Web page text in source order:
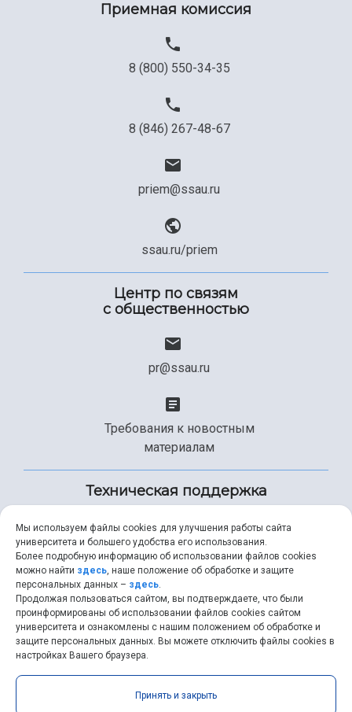
Приемная комиссия
8 (800) 550-34-35
8 (846) 267-48-67
priem@ssau.ru
ssau.ru/priem
Центр по связям
с общественностью
pr@ssau.ru
Требования к новостным
материалам
Техническая поддержка
+7 (846) 267-49-99
help@ssau.ru
Самарский университет © 2026 |ssau.ru
Мы используем файлы cookies для улучшения работы сайта
университета и большего удобства его использования.
Более подробную информацию об использовании файлов cookies
можно найти здесь, наше положение об обработке и защите
персональных данных – здесь.
Продолжая пользоваться сайтом, вы подтверждаете, что были
проинформированы об использовании файлов cookies сайтом
университета и ознакомлены с нашим положением об обработке и
защите персональных данных. Вы можете отключить файлы cookies в
настройках Вашего браузера.
Принять и закрыть